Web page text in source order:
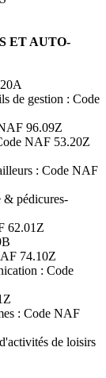
ET AUTO-
de gestion : Code
96.09Z
NAF 53.20Z
: Code NAF
& pédicures-
62.01Z
74.10Z
: Code
: Code NAF
de loisirs